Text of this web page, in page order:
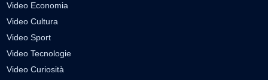
Video Economia
Video Cultura
Video Sport
Video Tecnologie
Video Curiosità